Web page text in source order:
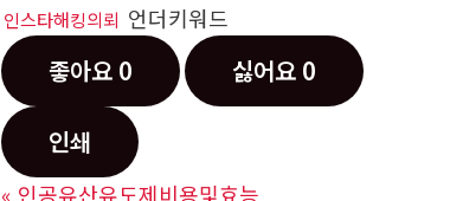
인스타해킹의뢰 언더키워드
좋아요 0 싫어요 0
인쇄
« 인공유산유도제비용및효능